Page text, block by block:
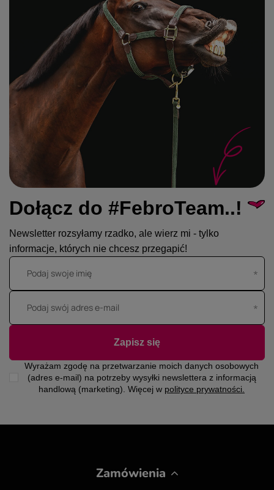
Dołącz do #FebroTeam..!
Newsletter rozsyłamy rzadko, ale wierz mi - tylko
informacje, których nie chcesz przegapić!
Podaj swoje imię
Podaj swój adres e-mail
Wyrażam zgodę na przetwarzanie moich danych osobowych
(adres e-mail) na potrzeby wysyłki newslettera z informacją
handlową (marketing). Więcej w polityce prywatności.
Zapisz się
Zamówienia